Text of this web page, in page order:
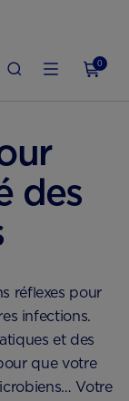
0
des
réflexes pour
infections.
et des
que votre
Votre